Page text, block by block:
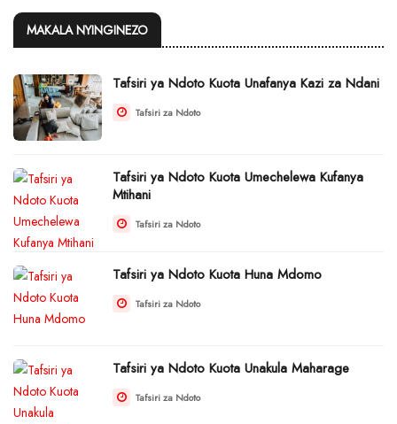
MAKALA NYINGINEZO
Tafsiri ya Ndoto Kuota Unafanya Kazi za Ndani
Tafsiri za Ndoto
Tafsiri ya Ndoto Kuota Umechelewa Kufanya
Mtihani
Tafsiri za Ndoto
Tafsiri ya Ndoto Kuota Huna Mdomo
Tafsiri za Ndoto
Tafsiri ya Ndoto Kuota Unakula Maharage
Tafsiri za Ndoto